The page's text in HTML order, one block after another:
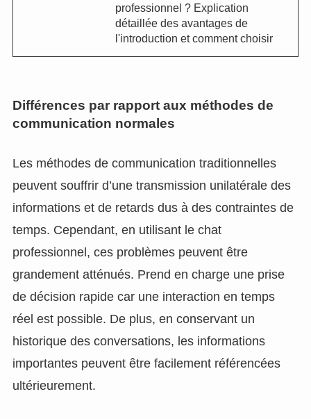
professionnel ? Explication
détaillée des avantages de
l'introduction et comment choisir
Différences par rapport aux méthodes de
communication normales
Les méthodes de communication traditionnelles
peuvent souffrir d’une transmission unilatérale des
informations et de retards dus à des contraintes de
temps. Cependant, en utilisant le chat
professionnel, ces problèmes peuvent être
grandement atténués. Prend en charge une prise
de décision rapide car une interaction en temps
réel est possible. De plus, en conservant un
historique des conversations, les informations
importantes peuvent être facilement référencées
ultérieurement.